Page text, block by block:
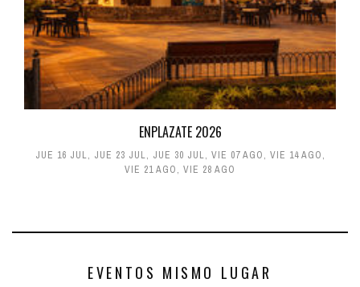
ENPLAZATE 2026
JUE 16 JUL, JUE 23 JUL, JUE 30 JUL, VIE 07 AGO, VIE 14 AGO,
VIE 21 AGO, VIE 28 AGO
EVENTOS MISMO LUGAR